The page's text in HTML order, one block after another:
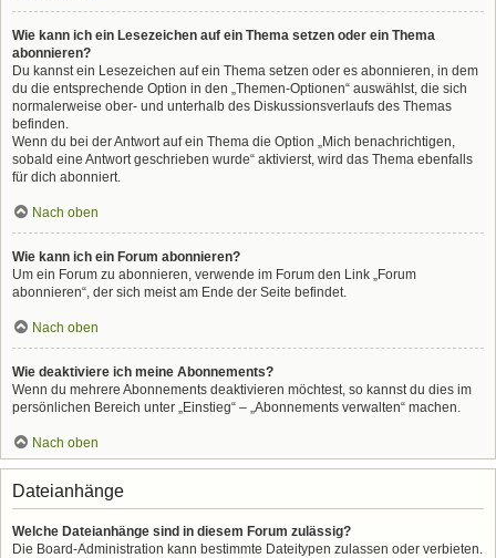
Wie kann ich ein Lesezeichen auf ein Thema setzen oder ein Thema
abonnieren?
Du kannst ein Lesezeichen auf ein Thema setzen oder es abonnieren, in dem
du die entsprechende Option in den „Themen-Optionen“ auswählst, die sich
normalerweise ober- und unterhalb des Diskussionsverlaufs des Themas
befinden.
Wenn du bei der Antwort auf ein Thema die Option „Mich benachrichtigen,
sobald eine Antwort geschrieben wurde“ aktivierst, wird das Thema ebenfalls
für dich abonniert.
Nach oben
Wie kann ich ein Forum abonnieren?
Um ein Forum zu abonnieren, verwende im Forum den Link „Forum
abonnieren“, der sich meist am Ende der Seite befindet.
Nach oben
Wie deaktiviere ich meine Abonnements?
Wenn du mehrere Abonnements deaktivieren möchtest, so kannst du dies im
persönlichen Bereich unter „Einstieg“ – „Abonnements verwalten“ machen.
Nach oben
Dateianhänge
Welche Dateianhänge sind in diesem Forum zulässig?
Die Board-Administration kann bestimmte Dateitypen zulassen oder verbieten.